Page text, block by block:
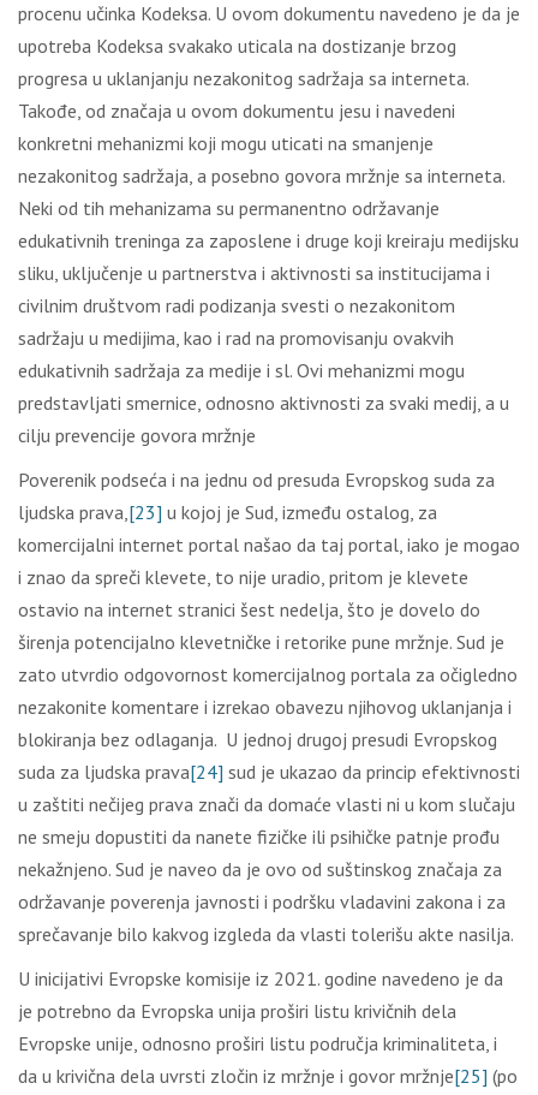
procenu učinka Kodeksa. U ovom dokumentu navedeno je da je
upotreba Kodeksa svakako uticala na dostizanje brzog
progresa u uklanjanju nezakonitog sadržaja sa interneta.
Takođe, od značaja u ovom dokumentu jesu i navedeni
konkretni mehanizmi koji mogu uticati na smanjenje
nezakonitog sadržaja, a posebno govora mržnje sa interneta.
Neki od tih mehanizama su permanentno održavanje
edukativnih treninga za zaposlene i druge koji kreiraju medijsku
sliku, uključenje u partnerstva i aktivnosti sa institucijama i
civilnim društvom radi podizanja svesti o nezakonitom
sadržaju u medijima, kao i rad na promovisanju ovakvih
edukativnih sadržaja za medije i sl. Ovi mehanizmi mogu
predstavljati smernice, odnosno aktivnosti za svaki medij, a u
cilju prevencije govora mržnje
Poverenik podseća i na jednu od presuda Evropskog suda za
ljudska prava,[23] u kojoj je Sud, između ostalog, za
komercijalni internet portal našao da taj portal, iako je mogao
i znao da spreči klevete, to nije uradio, pritom je klevete
ostavio na internet stranici šest nedelja, što je dovelo do
širenja potencijalno klevetničke i retorike pune mržnje. Sud je
zato utvrdio odgovornost komercijalnog portala za očigledno
nezakonite komentare i izrekao obavezu njihovog uklanjanja i
blokiranja bez odlaganja. U jednoj drugoj presudi Evropskog
suda za ljudska prava[24] sud je ukazao da princip efektivnosti
u zaštiti nečijeg prava znači da domaće vlasti ni u kom slučaju
ne smeju dopustiti da nanete fizičke ili psihičke patnje prođu
nekažnjeno. Sud je naveo da je ovo od suštinskog značaja za
održavanje poverenja javnosti i podršku vladavini zakona i za
sprečavanje bilo kakvog izgleda da vlasti tolerišu akte nasilja.
U inicijativi Evropske komisije iz 2021. godine navedeno je da
je potrebno da Evropska unija proširi listu krivičnih dela
Evropske unije, odnosno proširi listu područja kriminaliteta, i
da u krivična dela uvrsti zločin iz mržnje i govor mržnje[25] (po